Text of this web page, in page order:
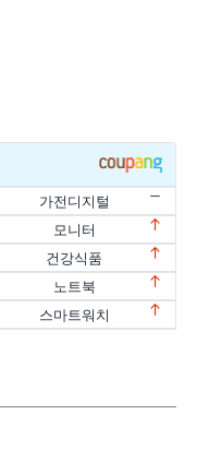
가전디지털
디지털기기
가전디지털
디지털기기
모니터
oled
모니터
oled
건강식품
아이패드
건강식품
아이패드
노트북
맥북
노트북
스마트워치
플립